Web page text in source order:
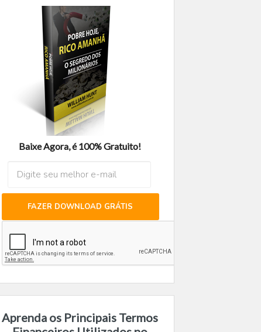
Baixe Agora, é 100% Gratuito!
FAZER DOWNLOAD GRÁTIS
Aprenda os Principais Termos